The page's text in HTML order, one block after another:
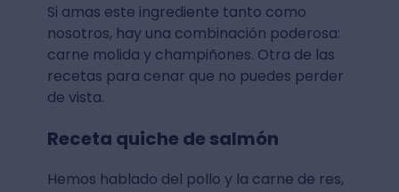
Si amas este ingrediente tanto como
nosotros, hay una combinación poderosa:
carne molida y champiñones. Otra de las
recetas para cenar que no puedes perder
de vista.
Receta quiche de salmón
Hemos hablado del pollo y la carne de res,